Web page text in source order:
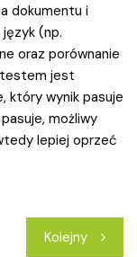
dokumentu i
(np.
oraz porównanie
testem jest
który wynik pasuje
możliwy
lepiej oprzeć
Kolejny